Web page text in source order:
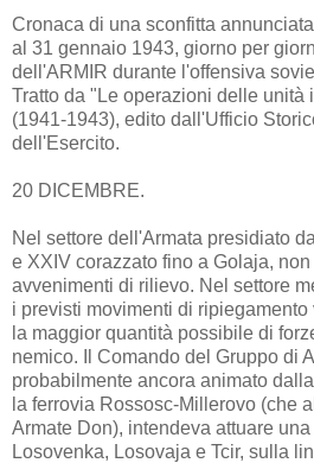
Cronaca di una sconfitta
al 31 gennaio 1943, giorno per
dell'ARMIR durante l'offensiva
Tratto da "Le operazioni delle unità
(1941-1943), edito dall'Ufficio
dell'Esercito.
20 DICEMBRE.
Nel settore dell'Armata presidiato
e XXIV corazzato fino a Golaja,
avvenimenti di rilievo. Nel settore
i previsti movimenti di ripiegamento
la maggior quantità possibile di
nemico. Il Comando del Gruppo di
probabilmente ancora animato
la ferrovia Rossosc-Millerovo (che
Armate Don), intendeva attuare
Losovenka, Losovaja e Tcir, sulla